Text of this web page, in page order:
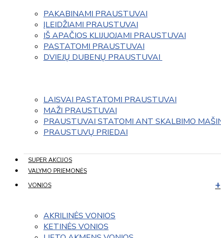
PAKABINAMI PRAUSTUVAI
ĮLEIDŽIAMI PRAUSTUVAI
IŠ APAČIOS KLIJUOJAMI PRAUSTUVAI
PASTATOMI PRAUSTUVAI
DVIEJŲ DUBENŲ PRAUSTUVAI
LAISVAI PASTATOMI PRAUSTUVAI
MAŽI PRAUSTUVAI
PRAUSTUVAI STATOMI ANT SKALBIMO
PRAUSTUVŲ PRIEDAI
SUPER AKCIJOS
VALYMO PRIEMONĖS
VONIOS
AKRILINĖS VONIOS
KETINĖS VONIOS